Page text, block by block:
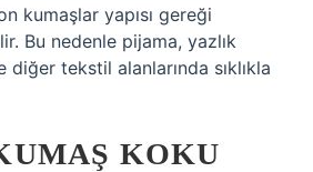
kumaşlar yapısı gereği
Bu nedenle pijama, yazlık
tekstil alanlarında sıklıkla
KOKU